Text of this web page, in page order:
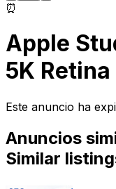
⏰
Apple
5K
Este anuncio ha
Anuncios
Similar